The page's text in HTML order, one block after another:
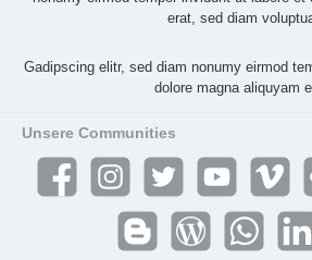
erat, sed diam
Gadipscing elitr, sed diam nonumy eirmod
dolore magna aliquyam
Unsere Communities
Facebook Instagram Twitter YouTube Vimeo
Blogger Blog WhatsApp